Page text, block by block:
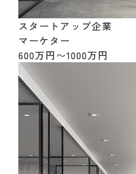
スタートアップ企業
マーケター
600万円〜1000万円